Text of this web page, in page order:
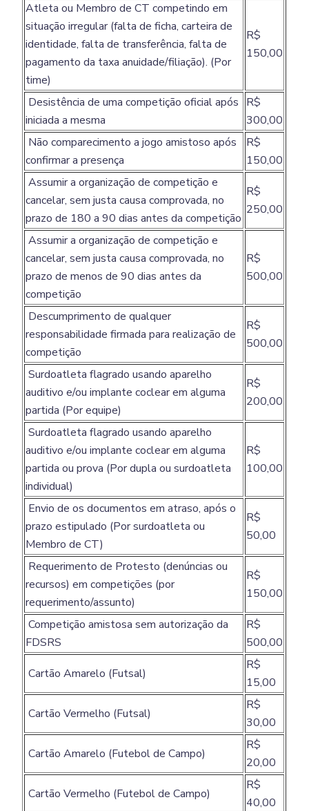
Atleta ou Membro de CT competindo em
situação irregular (falta de ficha, carteira de
identidade, falta de transferência, falta de
pagamento da taxa anuidade/filiação). (Por
time)
R$
150,00
Desistência de uma competição oficial após
iniciada a mesma
R$
300,00
Não comparecimento a jogo amistoso após
confirmar a presença
R$
150,00
Assumir a organização de competição e
cancelar, sem justa causa comprovada, no
prazo de 180 a 90 dias antes da competição
R$
250,00
Assumir a organização de competição e
cancelar, sem justa causa comprovada, no
prazo de menos de 90 dias antes da
competição
R$
500,00
Descumprimento de qualquer
responsabilidade firmada para realização de
competição
R$
500,00
Surdoatleta flagrado usando aparelho
auditivo e/ou implante coclear em alguma
partida (Por equipe)
R$
200,00
Surdoatleta flagrado usando aparelho
auditivo e/ou implante coclear em alguma
partida ou prova (Por dupla ou surdoatleta
individual)
R$
100,00
Envio de os documentos em atraso, após o
prazo estipulado (Por surdoatleta ou
Membro de CT)
R$
50,00
Requerimento de Protesto (denúncias ou
recursos) em competições (por
requerimento/assunto)
R$
150,00
Competição amistosa sem autorização da
FDSRS
R$
500,00
Cartão Amarelo (Futsal)
R$
15,00
Cartão Vermelho (Futsal)
R$
30,00
Cartão Amarelo (Futebol de Campo)
R$
20,00
Cartão Vermelho (Futebol de Campo)
R$
40,00